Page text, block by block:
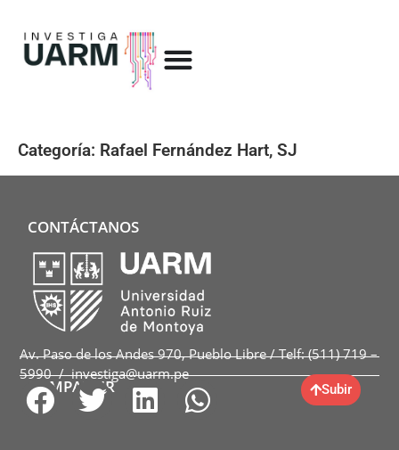
Categoría: Rafael Fernández Hart, SJ
CONTÁCTANOS
Av. Paso de los Andes 970, Pueblo Libre / Telf: (511) 719 –
5990 / investiga@uarm.pe
COMPARTIR Subir